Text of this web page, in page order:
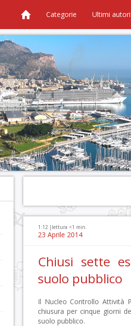
Categorie Ultimi autori
1:12 | lettura <1 min.
23 Aprile 2014
Chiusi sette
suolo pubblico
Il Nucleo Controllo Attività
chiusura per cinque giorni
suolo pubblico.